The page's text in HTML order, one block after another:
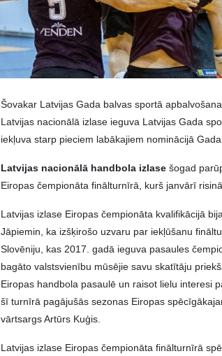
Šovakar Latvijas Gada balvas sportā
Latvijas nacionālā izlase ieguva Latvijas Gada
iekļuva starp pieciem labākajiem nominācijā
Latvijas nacionālā handbola izlase šogad
Eiropas čempionāta finālturnīrā, kurš janvārī
Latvijas izlase Eiropas čempionāta kvalifikācijā
Jāpiemin, ka izšķirošo uzvaru par iekļūšanu
Slovēniju, kas 2017. gadā ieguva pasaules
bagāto valstsvienību mūsējie savu skatītāju
Eiropas handbola pasaulē un raisot lielu interesi
šī turnīrā pagājušās sezonas Eiropas
vārtsargs Artūrs Kuģis.
Latvijas izlase Eiropas čempionāta finālturnīrā